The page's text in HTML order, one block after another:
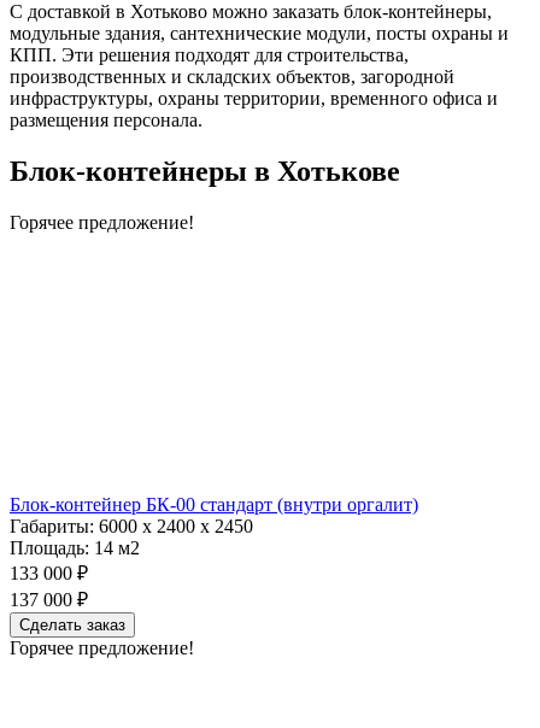
С доставкой в Хотьково можно заказать блок-контейнеры,
модульные здания, сантехнические модули, посты охраны и
КПП. Эти решения подходят для строительства,
производственных и складских объектов, загородной
инфраструктуры, охраны территории, временного офиса и
размещения персонала.
Блок-контейнеры в Хотькове
Горячее предложение!
Блок-контейнер БК-00 стандарт (внутри оргалит)
Габариты: 6000 х 2400 х 2450
Площадь: 14 м2
133 000 ₽
137 000 ₽
Сделать заказ
Горячее предложение!